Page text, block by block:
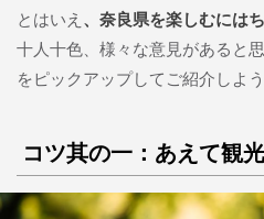
とはいえ 、奈良県を楽しむには
十人十色、様々な意見があると
をピックアップしてご紹介しよう
コツ其の一：あえて観